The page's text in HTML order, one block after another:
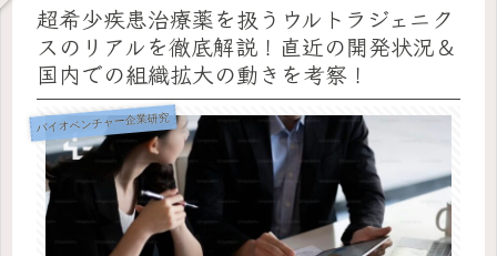
超希少疾患治療薬を扱うウルトラジェニク
スのリアルを徹底解説！直近の開発状況＆
国内での組織拡大の動きを考察！
バイオベンチャー企業研究